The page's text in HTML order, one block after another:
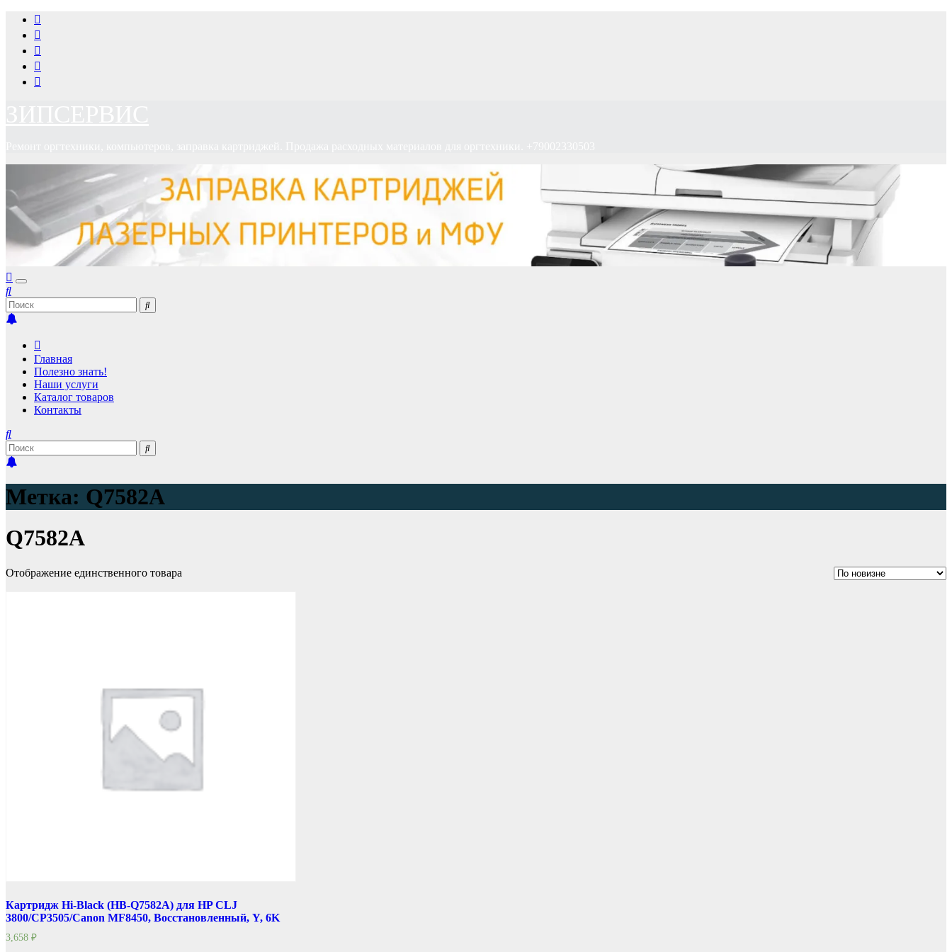
Перейти
содержимому
Главная
Полезно знать!
Наши услуги
Каталог товаров
Контакты
Метка: Q7582A
Q7582A
Отображение единственного товара
Картридж Hi-Black (HB-Q7582A) для HP CLJ
3800/CP3505/Canon MF8450, Восстановленный, Y, 6K
3,658 ₽